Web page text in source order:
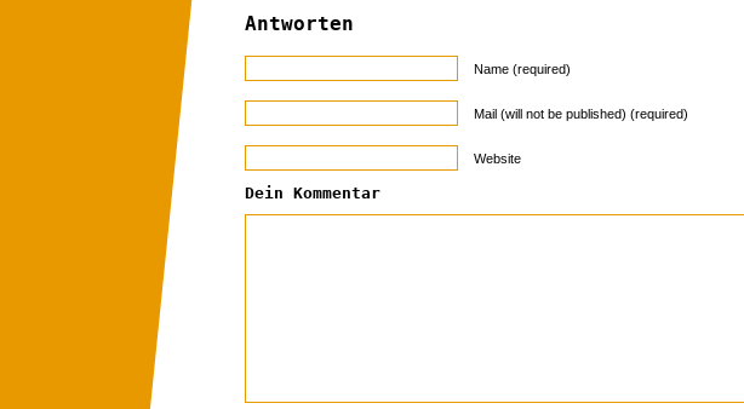
Antworten
Name (required)
Mail (will not be published) (required)
Website
Dein Kommentar